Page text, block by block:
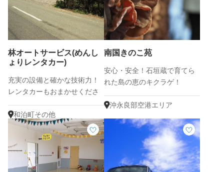
林オートサービス(めんし
ょりレンタカー)
充実の設備と確かな技術力！
レンタカーもおまかせくださ
和泊町その他
南国きのこ苑
安心・安全！石垣蔵で育てら
れた島の恵のキクラゲ！
沖永良部空港エリア